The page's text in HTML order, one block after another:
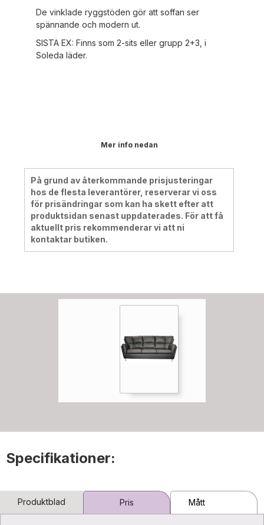
De vinklade ryggstöden gör att soffan ser
spännande och modern ut.
SISTA EX: Finns som 2-sits eller grupp 2+3, i
Soleda läder.
Mer info nedan
På grund av återkommande prisjusteringar
hos de flesta leverantörer, reserverar vi oss
för prisändringar som kan ha skett efter att
produktsidan senast uppdaterades. För att få
aktuellt pris rekommenderar vi att ni
kontaktar butiken.
Specifikationer:
Produktblad Pris Mått